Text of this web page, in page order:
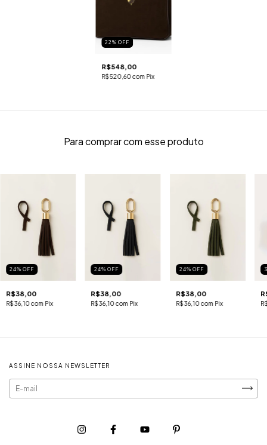
22%OFF
R$548,00
R$520,60com Pix
Para comprar com esse produto
24% OFF
R$38,00
R$36,10com Pix
24%OFF
R$38,00
R$36,10com Pix
24% OFF
R$38,00
R$36,10com Pix
ASSINE NOSSA NEWSLETTER